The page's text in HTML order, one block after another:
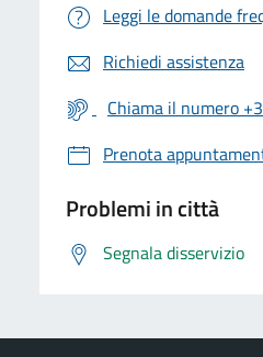
Leggi le domande
Richiedi assistenza
Chiama il numero
Prenota
Problemi in città
Segnala disservizio